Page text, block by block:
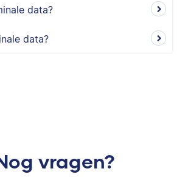
data?
data?
vragen?